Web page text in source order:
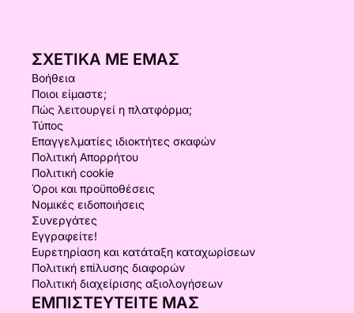
ΣΧΕΤΙΚΆ ΜΕ ΕΜΆΣ
Βοήθεια
Ποιοι είμαστε;
Πώς λειτουργεί η πλατφόρμα;
Τύπος
Επαγγελματίες ιδιοκτήτες σκαφών
Πολιτική Απορρήτου
Πολιτική cookie
Όροι και προϋποθέσεις
Νομικές ειδοποιήσεις
Συνεργάτες
Εγγραφείτε!
Ευρετηρίαση και κατάταξη καταχωρίσεων
Πολιτική επίλυσης διαφορών
Πολιτική διαχείρισης αξιολογήσεων
ΕΜΠΙΣΤΕΥΤΕΊΤΕ ΜΑΣ